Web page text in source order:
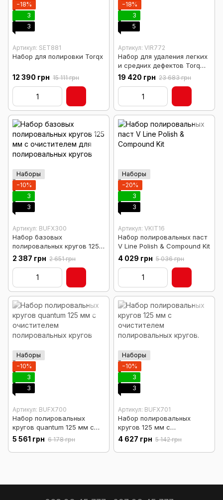
−18%
3
3
Артикул: SET881
Набор для полировки Torqx
12 390 грн 15 111 грн
−18%
3
5
Артикул: VIR772
Набор для удаления легких
и средних дефектов Torq
Deluxe Kit
19 420 грн 23 683 грн
Наборы
−10%
3
3
Артикул: BUFX300
Набор базовых
полировальных кругов 125
мм с очистителем для
полировальных кругов
2 387 грн 2 651 грн
Наборы
−20%
3
3
Артикул: VKIT16
Набор полировальных паст
V Line Polish & Compound Kit
4 029 грн 5 036 грн
Наборы
−10%
3
3
Артикул: BUFX700
Набор полировальных
кругов quantum 125 мм с
очистителем
полировальных кругов
5 561 грн 6 178 грн
Наборы
−10%
3
3
Артикул: BUFX701
Набор полировальных
кругов 125 мм с
очистителем
полировальных кругов.
4 627 грн 5 142 грн